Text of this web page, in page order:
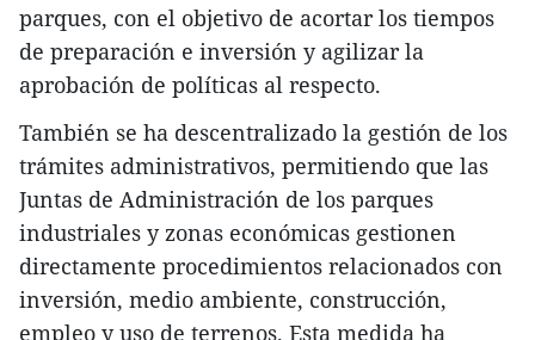
parques, con el objetivo de acortar los tiempos
de preparación e inversión y agilizar la
aprobación de políticas al respecto.
También se ha descentralizado la gestión de los
trámites administrativos, permitiendo que las
Juntas de Administración de los parques
industriales y zonas económicas gestionen
directamente procedimientos relacionados con
inversión, medio ambiente, construcción,
empleo y uso de terrenos. Esta medida ha